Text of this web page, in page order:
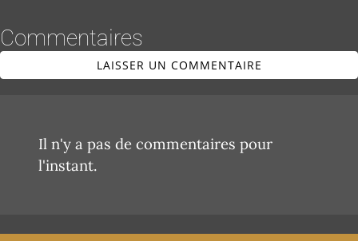
Commentaires
LAISSER UN COMMENTAIRE
Il n'y a pas de commentaires pour
l'instant.